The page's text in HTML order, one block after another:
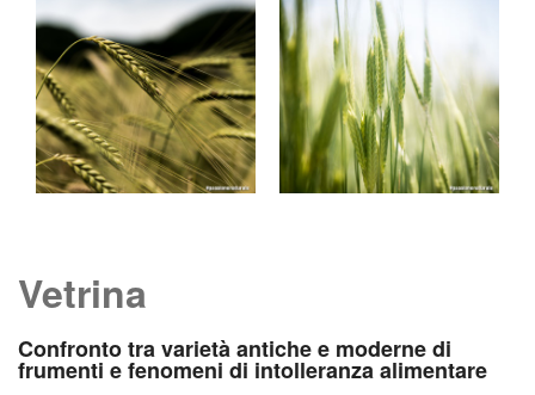
Vetrina
Confronto tra varietà antiche e moderne di
frumenti e fenomeni di intolleranza alimentare